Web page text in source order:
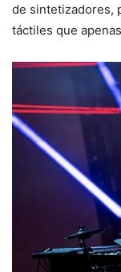
de sintetizadores,
táctiles que